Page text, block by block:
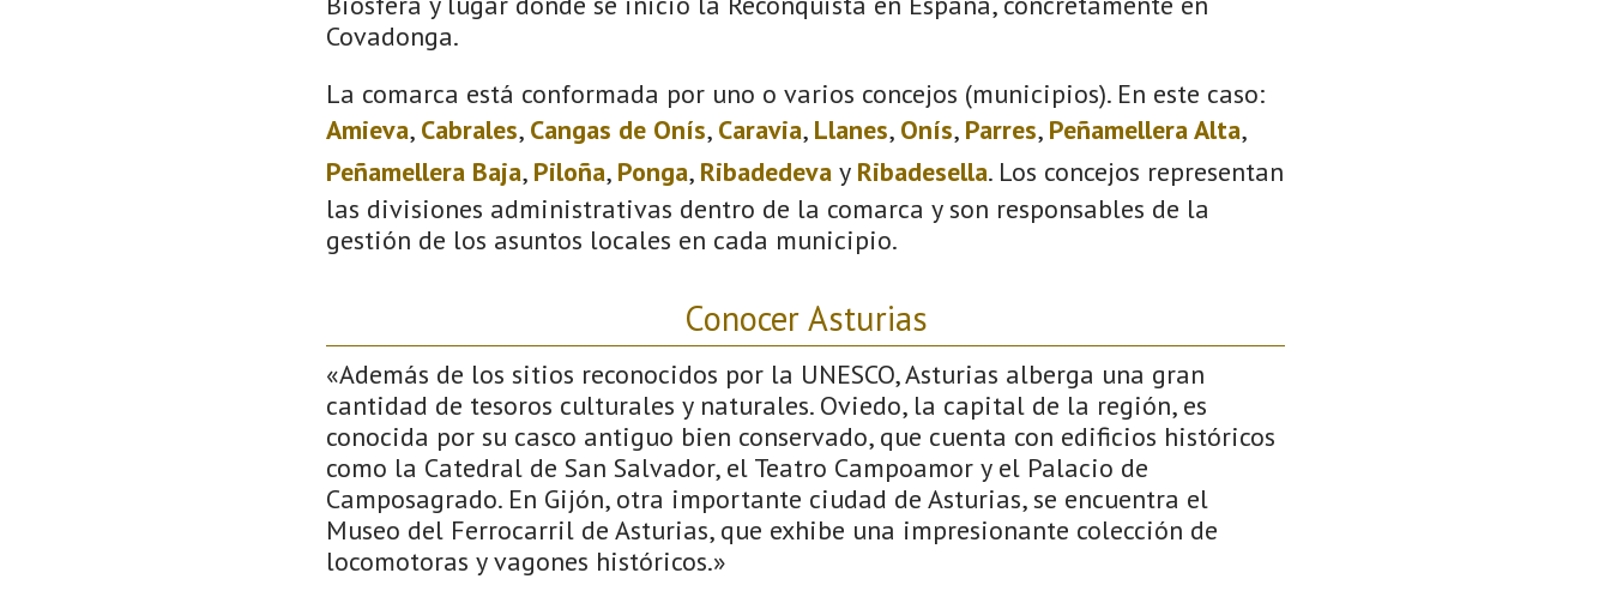
Covadonga.
La comarca está conformada por uno o varios concejos (municipios). En este caso:
Amieva, Cabrales, Cangas de Onís, Caravia, Llanes, Onís, Parres, Peñamellera Alta,
Peñamellera Baja, Piloña, Ponga, Ribadedeva y Ribadesella. Los concejos representan
las divisiones administrativas dentro de la comarca y son responsables de la
gestión de los asuntos locales en cada municipio.
Conocer Asturias
«Además de los sitios reconocidos por la UNESCO, Asturias alberga una gran
cantidad de tesoros culturales y naturales. Oviedo, la capital de la región, es
conocida por su casco antiguo bien conservado, que cuenta con edificios históricos
como la Catedral de San Salvador, el Teatro Campoamor y el Palacio de
Camposagrado. En Gijón, otra importante ciudad de Asturias, se encuentra el
Museo del Ferrocarril de Asturias, que exhibe una impresionante colección de
locomotoras y vagones históricos.»